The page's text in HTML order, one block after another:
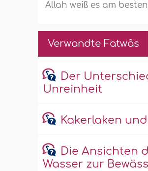
Allah weiß es am
Verwandte Fatwâs
Der
Unreinheit
Kakerlaken
Die Ansichten
Wasser zur